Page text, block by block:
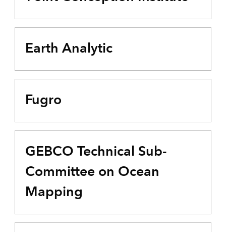
Earth Analytic
Fugro
GEBCO Technical Sub-
Committee on Ocean
Mapping